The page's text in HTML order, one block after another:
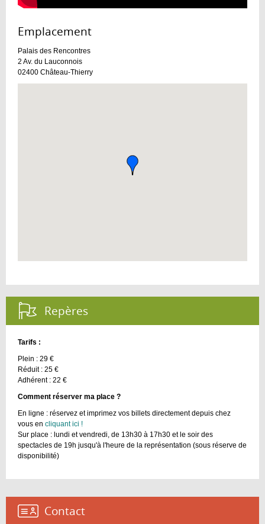
Emplacement :
Palais des Rencontres
2 Av. du Lauconnois
02400 Château-Thierry
Repères :
Tarifs :
Plein : 29 €
Réduit : 25 €
Adhérent : 22 €
​Comment réserver ma place ?
En ligne : réservez et imprimez vos billets directement depuis chez
vous en cliquant ici !
Sur place : lundi et vendredi, de 13h30 à 17h30 et le soir des
spectacles de 19h jusqu'à l'heure de la représentation (sous réserve de
disponibilité)
Contact :